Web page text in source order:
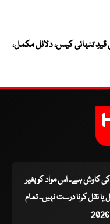
قیدِ تنہائی کیس، دلائل مکمل،
کی کاوش ہے۔ اس مواد کو بغیر
نقل کرنا درست نہیں۔ تمام